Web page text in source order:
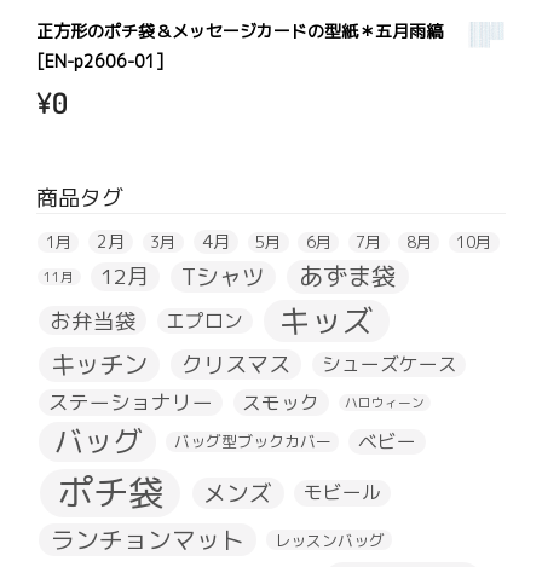
正方形のポチ袋＆メッセージカードの型紙＊五月雨縞
[EN-p2606-01]
¥0
商品タグ
1月 2月 3月 4月 5月 6月 7月 8月 10月
11月 12月 Tシャツ あずま袋
お弁当袋 エプロン キッズ
キッチン クリスマス シューズケース
ステーショナリー スモック ハロウィーン
バッグ バッグ型ブックカバー ベビー
ポチ袋 メンズ モビール
ランチョンマット レッスンバッグ